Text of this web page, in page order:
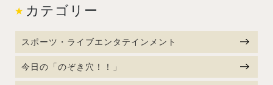
カテゴリー
スポーツ・ライブエンタテインメント
今日の「のぞき穴！！」